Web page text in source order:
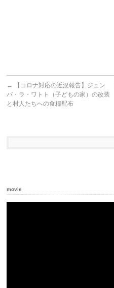
←
【コロナ対応の近況報告】ジュン
バ・ラ・ワトト（子どもの家）の改装
と村人たちへの食糧配布
movie